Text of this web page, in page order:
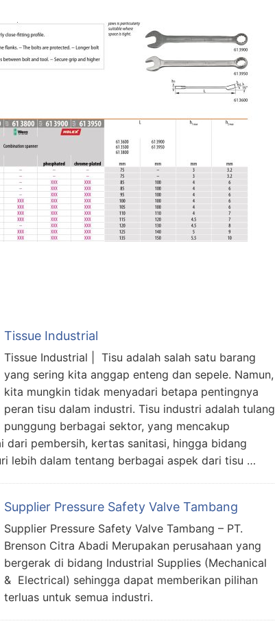
Tissue Industrial
Tissue Industrial | Tisu adalah salah satu barang
yang sering kita anggap enteng dan sepele. Namun,
kita mungkin tidak menyadari betapa pentingnya
peran tisu dalam industri. Tisu industri adalah tulang
punggung berbagai sektor, yang mencakup
dari pembersih, kertas sanitasi, hingga bidang
lebih dalam tentang berbagai aspek dari tisu …
Supplier Pressure Safety Valve Tambang
Supplier Pressure Safety Valve Tambang – PT.
Brenson Citra Abadi Merupakan perusahaan yang
bergerak di bidang Industrial Supplies (Mechanical
& Electrical) sehingga dapat memberikan pilihan
terluas untuk semua industri.